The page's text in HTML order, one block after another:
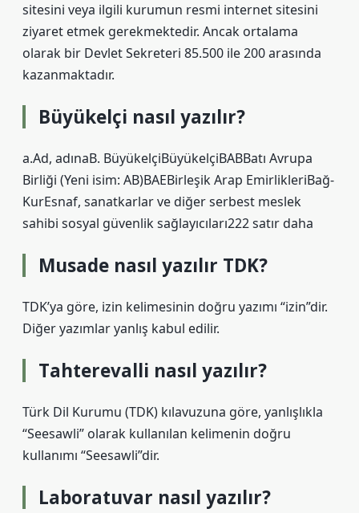
sitesini veya ilgili kurumun resmi internet sitesini
ziyaret etmek gerekmektedir. Ancak ortalama
olarak bir Devlet Sekreteri 85.500 ile 200 arasında
kazanmaktadır.
Büyükelçi nasıl yazılır?
a.Ad, adınaB. BüyükelçiBüyükelçiBABBatı Avrupa
Birliği (Yeni isim: AB)BAEBirleşik Arap EmirlikleriBağ-
KurEsnaf, sanatkarlar ve diğer serbest meslek
sahibi sosyal güvenlik sağlayıcıları222 satır daha
Musade nasıl yazılır TDK?
TDK’ya göre, izin kelimesinin doğru yazımı “izin”dir.
Diğer yazımlar yanlış kabul edilir.
Tahterevalli nasıl yazılır?
Türk Dil Kurumu (TDK) kılavuzuna göre, yanlışlıkla
“Seesawli” olarak kullanılan kelimenin doğru
kullanımı “Seesawli”dir.
Laboratuvar nasıl yazılır?